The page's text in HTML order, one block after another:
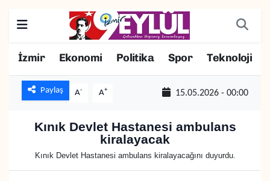
İzmir Ekonomi Politika Spor Teknoloji
Paylaş A- A+ 15.05.2026 - 00:00
Kınık Devlet Hastanesi ambulans
kiralayacak
Kınık Devlet Hastanesi ambulans kiralayacağını duyurdu.
BİLİM
EKONOMİ
Konak Hava Durumu
Süper Lig Puan Durumu ve Fikstür
Tüm Manşetler